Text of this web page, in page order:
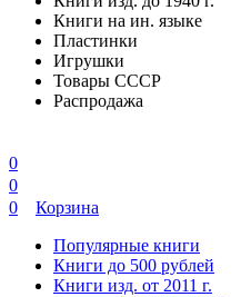
Книги на ин. языке
Пластинки
Игрушки
Товары СССР
Распродажа
0
0
0
Корзина
Популярные книги
Книги до 500 рублей
Книги изд. от 2011 г.